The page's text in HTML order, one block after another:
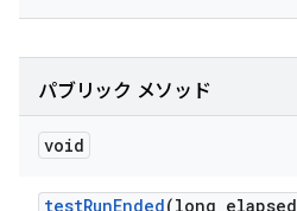
パブリック メソッド
void
testRunEnded(long elapsed